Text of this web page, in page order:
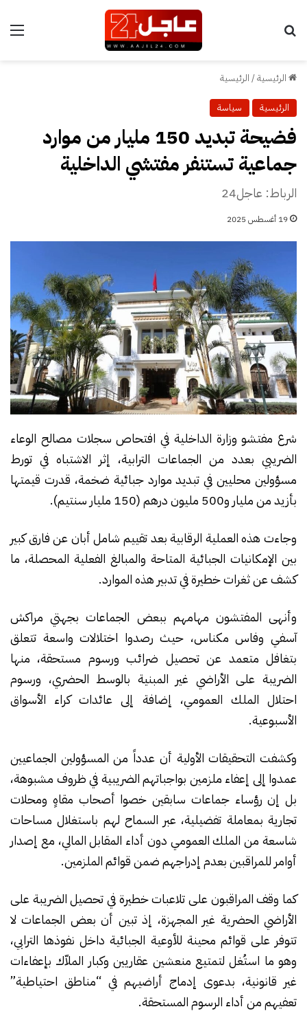
الرئيسية/ الرئيسية
الرئيسية سياسة
فضيحة تبديد 150 مليار من موارد
جماعية تستنفر مفتشي الداخلية
الرباط: عاجل24
19 أغسطس 2025
شرع مفتشو وزارة الداخلية في افتحاص سجلات مصالح الوعاء
الضريبي بعدد من الجماعات الترابية، إثر الاشتباه في تورط
مسؤولين محليين في تبديد موارد جبائية ضخمة، قدرت قيمتها
بأزيد من مليار و500 مليون درهم (150 مليار سنتيم).
وجاءت هذه العملية الرقابية بعد تقييم شامل أبان عن فارق كبير
بين الإمكانيات الجبائية المتاحة والمبالغ الفعلية المحصلة، ما
كشف عن ثغرات خطيرة في تدبير هذه الموارد.
وأنهى المفتشون مهامهم ببعض الجماعات بجهتي مراكش
آسفي وفاس مكناس، حيث رصدوا اختلالات واسعة تتعلق
بتغافل متعمد عن تحصيل ضرائب ورسوم مستحقة، منها
الضريبة على الأراضي غير المبنية بالوسط الحضري، ورسوم
احتلال الملك العمومي، إضافة إلى عائدات كراء الأسواق
الأسبوعية.
وكشفت التحقيقات الأولية أن عدداً من المسؤولين الجماعيين
عمدوا إلى إعفاء ملزمين بواجباتهم الضريبية في ظروف مشبوهة،
بل إن رؤساء جماعات سابقين خصوا أصحاب مقاهٍ ومحلات
تجارية بمعاملة تفضيلية، عبر السماح لهم باستغلال مساحات
شاسعة من الملك العمومي دون أداء المقابل المالي، مع إصدار
أوامر للمراقبين بعدم إدراجهم ضمن قوائم الملزمين.
كما وقف المراقبون على تلاعبات خطيرة في تحصيل الضريبة على
الأراضي الحضرية غير المجهزة، إذ تبين أن بعض الجماعات لا
تتوفر على قوائم محينة للأوعية الجبائية داخل نفوذها الترابي،
وهو ما استُغل لتمتيع منعشين عقاريين وكبار الملاّك بإعفاءات
غير قانونية، بدعوى إدماج أراضيهم في “مناطق احتياطية”
تعفيهم من أداء الرسوم المستحقة.